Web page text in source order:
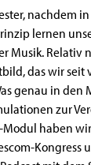
nachdem
lernen
Musik.
das wir seit
genau in
zur
haben
Kongress